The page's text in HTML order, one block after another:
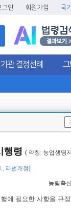
그인 회원가입 국
씨크기확대
씨크기확대초기화
씨크기축소
관 결정선례 그
행령 ( 약칭: 농업생명
타법개정]
농림축
에 필요한 사항을 규